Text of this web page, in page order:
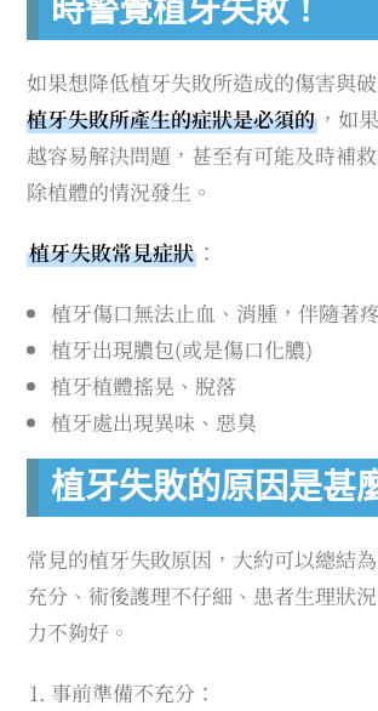
時警覺植牙失敗！
如果想降低植牙失敗所造成的傷害與
植牙失敗所產生的症狀是必須的 ，如
越容易解決問題，甚至有可能及時補
除植體的情況發生。
植牙失敗常見症狀 ：
植牙傷口無法止血、消腫，伴隨著
植牙出現膿包(或是傷口化膿)
植牙植體搖晃、脫落
植牙處出現異味、惡臭
植牙失敗的原因是甚
常見的植牙失敗原因，大約可以總結
充分、術後護理不仔細、患者生理狀
力不夠好。
事前準備不充分：